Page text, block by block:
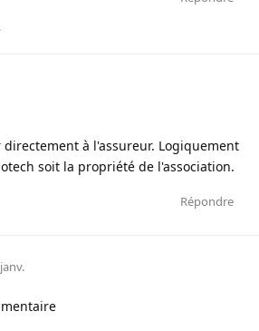
.
à l'assureur. Logiquement
soit la propriété de l'association.
Répondre